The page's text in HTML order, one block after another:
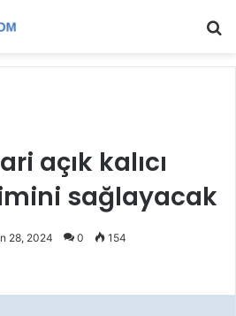
açık kalıcı
sağlayacak
28, 2024 0 154